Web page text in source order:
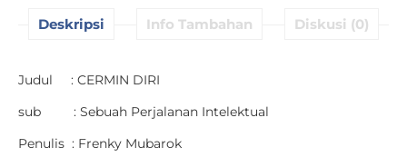
Deskripsi Info Tambahan Diskusi (0)
Judul : CERMIN DIRI
sub : Sebuah Perjalanan Intelektual
Penulis : Frenky Mubarok